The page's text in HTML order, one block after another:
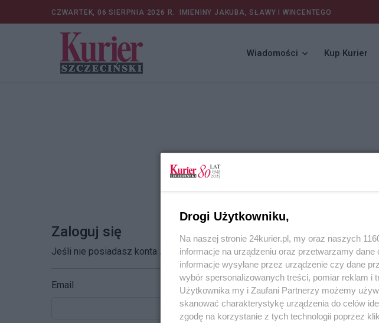
CZWARTEK, 06 SIERPNIA 2026 R. IMIENINY JAKUBA, SŁAWY I WINCENTEGO
Wiadomości Kup Kurier
Zaloguj się
Jeśli nie posiadasz konta Zarejestruj się
Email
Drogi Użytkowniku,
Na naszej stronie 24kurier.pl, my oraz naszych
informacje na urządzeniu oraz przetwarzamy
informacje wysyłane przez urządzenie czy dane
wybór spersonalizowanych treści, pomiar reklam i
Użytkownika my i Zaufani Partnerzy możemy
skanować charakterystykę urządzenia do celów
zgodę na korzystanie z tych technologii poprzez